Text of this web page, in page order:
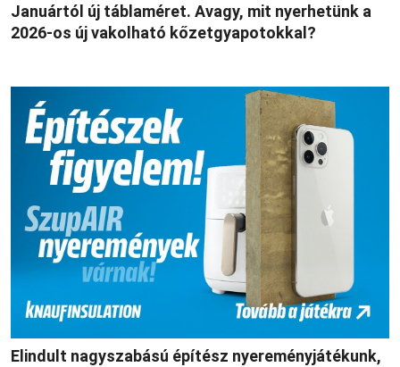
Januártól új táblaméret. Avagy, mit nyerhetünk a
2026-os új vakolható kőzetgyapotokkal?
Elindult nagyszabású építész nyereményjátékunk,